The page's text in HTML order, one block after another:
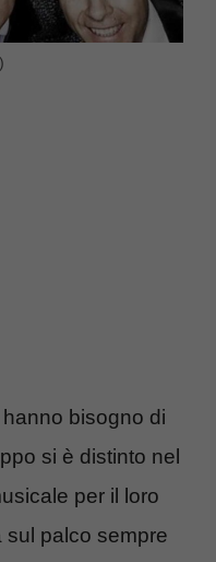
bisogno di
si è distinto nel
per il loro
sul palco sempre